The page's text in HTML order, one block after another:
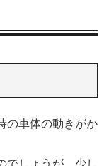
の車体の動きがか
しょうが、少し